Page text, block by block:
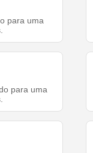
para uma
para uma